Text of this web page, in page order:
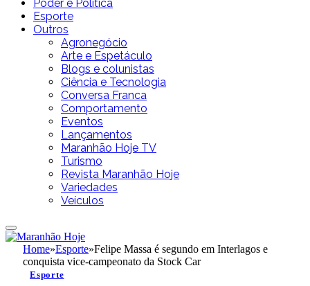
Poder e Política
Esporte
Outros
Agronegócio
Arte e Espetáculo
Blogs e colunistas
Ciência e Tecnologia
Conversa Franca
Comportamento
Eventos
Lançamentos
Maranhão Hoje TV
Turismo
Revista Maranhão Hoje
Variedades
Veículos
Home»Esporte»Felipe Massa é segundo em Interlagos e
conquista vice-campeonato da Stock Car
Esporte